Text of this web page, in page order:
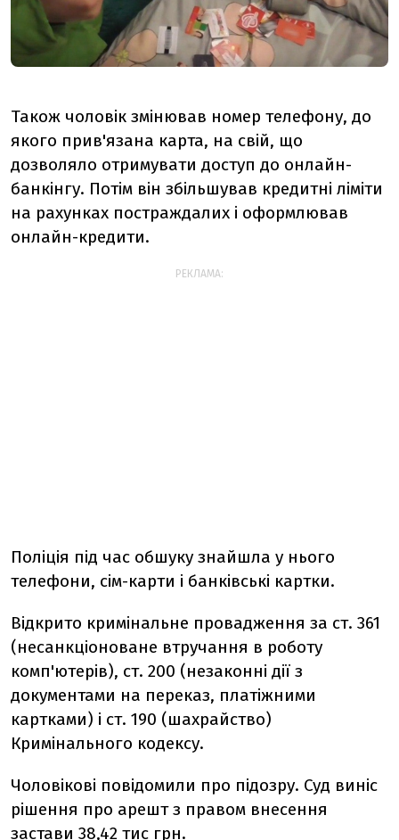
Також чоловік змінював номер телефону, до
якого прив'язана карта, на свій, що
дозволяло отримувати доступ до онлайн-
банкінгу. Потім він збільшував кредитні ліміти
на рахунках постраждалих і оформлював
онлайн-кредити.
РЕКЛАМА:
Поліція під час обшуку знайшла у нього
телефони, сім-карти і банківські картки.
Відкрито кримінальне провадження за ст. 361
(несанкціоноване втручання в роботу
комп'ютерів), ст. 200 (незаконні дії з
документами на переказ, платіжними
картками) і ст. 190 (шахрайство)
Кримінального кодексу.
Чоловікові повідомили про підозру. Суд виніс
рішення про арешт з правом внесення
застави 38,42 тис грн.